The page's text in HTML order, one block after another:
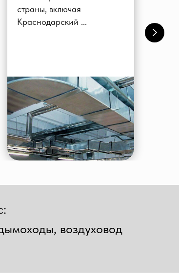
страны, включая
Краснодарский ...
воздуховод